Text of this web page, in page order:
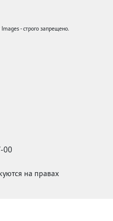
- строго запрещено.
00
на правах